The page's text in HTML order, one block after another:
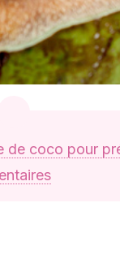
de coco pour